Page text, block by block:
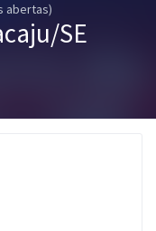
abertas)
SE